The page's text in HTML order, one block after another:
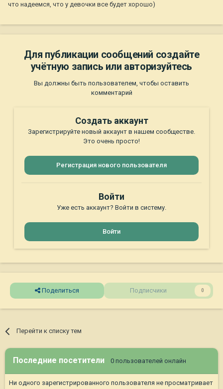
что надеемся, что у девочки все будет хорошо)
Для публикации сообщений создайте
учётную запись или авторизуйтесь
Вы должны быть пользователем, чтобы оставить
комментарий
Создать аккаунт
Зарегистрируйте новый аккаунт в нашем сообществе.
Это очень просто!
Регистрация нового пользователя
Войти
Уже есть аккаунт? Войти в систему.
Войти
Поделиться Подписчики 0
Перейти к списку тем
Последние посетители 0 пользователей онлайн
Ни одного зарегистрированного пользователя не просматривает